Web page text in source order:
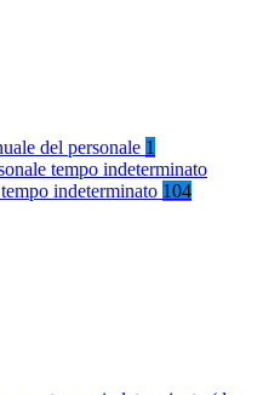
del personale 1
tempo indeterminato
indeterminato 104